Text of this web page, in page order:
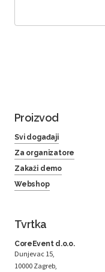
Proizvod
Svi događaji
Za organizatore
Zakaži demo
Webshop
Tvrtka
CoreEvent d.o.o.
Dunjevac 15,
10000 Zagreb,